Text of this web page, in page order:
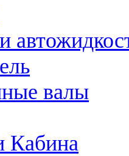
валы
Кабина